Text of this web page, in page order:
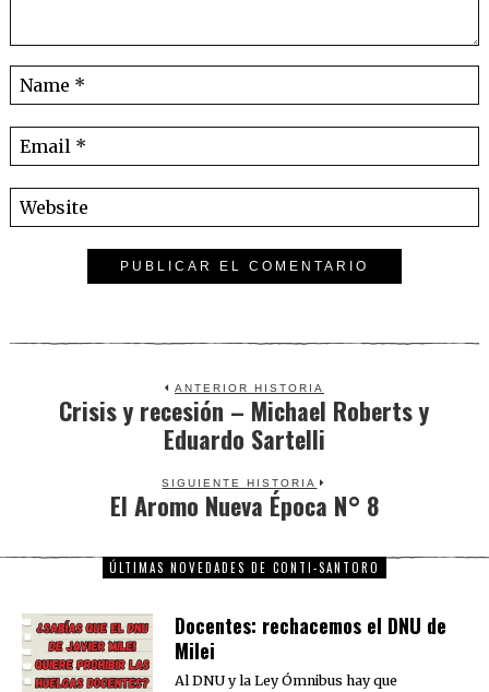
ANTERIOR HISTORIA
Previous
post:
Crisis y recesión – Michael Roberts y
Eduardo Sartelli
SIGUIENTE HISTORIA
Next
El Aromo Nueva Época N° 8
ÚLTIMAS NOVEDADES DE CONTI-SANTORO
Docentes: rechacemos el DNU de
Milei
Al DNU y la Ley Ómnibus hay que